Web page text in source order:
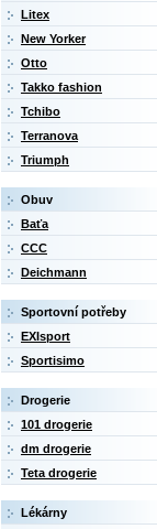
Litex
New Yorker
Otto
Takko fashion
Tchibo
Terranova
Triumph
Obuv
Baťa
CCC
Deichmann
Sportovní potřeby
EXIsport
Sportisimo
Drogerie
101 drogerie
dm drogerie
Teta drogerie
Lékárny